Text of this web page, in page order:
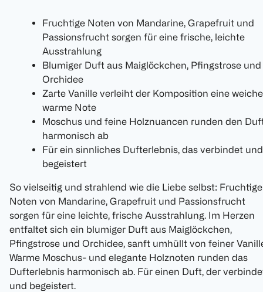
Fruchtige Noten von Mandarine, Grapefruit und
Passionsfrucht sorgen für eine frische, leichte
Ausstrahlung
Blumiger Duft aus Maiglöckchen, Pfingstrose und
Orchidee
Zarte Vanille verleiht der Komposition eine
warme Note
Moschus und feine Holznuancen runden den
harmonisch ab
Für ein sinnliches Dufterlebnis, das verbindet und
begeistert
So vielseitig und strahlend wie die Liebe selbst: Fruchtige
Noten von Mandarine, Grapefruit und Passionsfrucht
sorgen für eine leichte, frische Ausstrahlung. Im Herzen
entfaltet sich ein blumiger Duft aus Maiglöckchen,
Pfingstrose und Orchidee, sanft umhüllt von feiner
Warme Moschus- und elegante Holznoten runden das
Dufterlebnis harmonisch ab. Für einen Duft, der
und begeistert.